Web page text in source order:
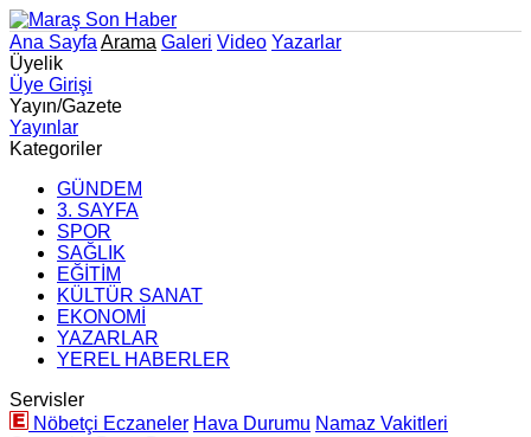
Ana Sayfa Arama Galeri Video Yazarlar
Üyelik
Üye Girişi
Yayın/Gazete
Yayınlar
Kategoriler
GÜNDEM
3. SAYFA
SPOR
SAĞLIK
EĞİTİM
KÜLTÜR SANAT
EKONOMİ
YAZARLAR
YEREL HABERLER
Servisler
Nöbetçi Eczaneler Hava Durumu Namaz Vakitleri